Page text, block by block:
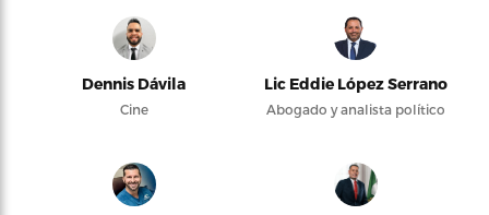
Dennis Dávila
Cine
Lic Eddie López Serrano
Abogado y analista político